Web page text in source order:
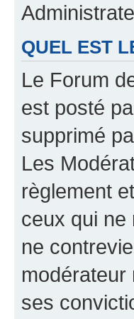
QUEL EST
Le Forum
est posté
supprimé
Les
règlement
ceux qui ne
ne
modérateur
ses